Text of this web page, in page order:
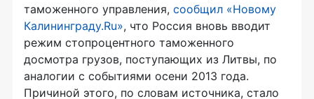
таможенного управления, сообщил «Новому
Калининграду.Ru», что Россия вновь вводит
режим стопроцентного таможенного
досмотра грузов, поступающих из Литвы, по
аналогии с событиями осени 2013 года.
Причиной этого, по словам источника, стало